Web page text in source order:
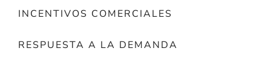
INCENTIVOS COMERCIALES
RESPUESTA A LA DEMANDA